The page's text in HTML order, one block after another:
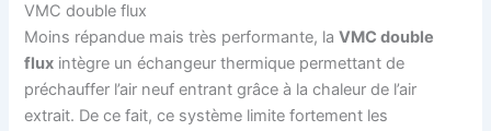
VMC double flux
Moins répandue mais très performante, laVMC double
flux intègre un échangeur thermique permettant de
préchauffer l’air neuf entrant grâce à la chaleur de l’air
extrait. De ce fait, ce système limite fortement les